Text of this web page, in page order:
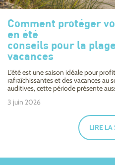
Comment protéger
en été
conseils pour la
vacances
L’été est une saison idéale pour
rafraîchissantes et des vacances au
auditives, cette période présente
3 juin 2026
LIRE LA